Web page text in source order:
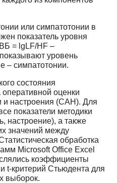
или симпатотонии в
показатель уровня
= lgLF/HF –
уровень
– симпатотонии.
состояния
оперативной оценки
и настроения (САН). Для
показатели методики
настроение), а также
значений между
обработка
Microsoft Office Excel
коэффициенты
t-критерий Стьюдента для
выборок.